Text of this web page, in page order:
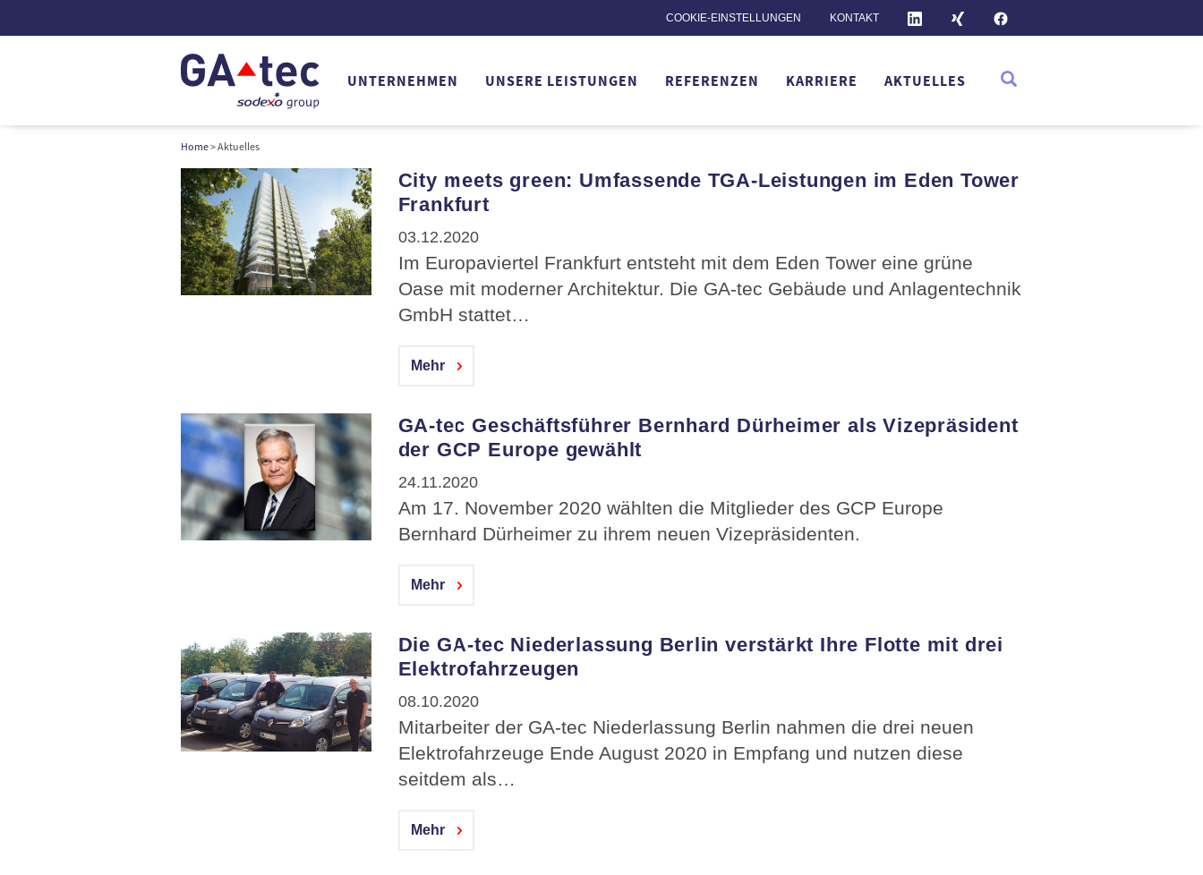
COOKIE-EINSTELLUNGEN KONTAKT
UNTERNEHMEN UNSERE LEISTUNGEN REFERENZEN KARRIERE AKTUELLES
Home> Aktuelles
City meets green: Umfassende TGA-Leistungen im Eden Tower
Frankfurt
03.12.2020
Im Europaviertel Frankfurt entsteht mit dem Eden Tower eine grüne
Oase mit moderner Architektur. Die GA-tec Gebäude und Anlagentechnik
GmbH stattet…
Mehr
GA-tec Geschäftsführer Bernhard Dürheimer als Vizepräsident
der GCP Europe gewählt
24.11.2020
Am 17. November 2020 wählten die Mitglieder des GCP Europe
Bernhard Dürheimer zu ihrem neuen Vizepräsidenten.
Mehr
Die GA-tec Niederlassung Berlin verstärkt Ihre Flotte mit drei
Elektrofahrzeugen
08.10.2020
Mitarbeiter der GA-tec Niederlassung Berlin nahmen die drei neuen
Elektrofahrzeuge Ende August 2020 in Empfang und nutzen diese
seitdem als…
Mehr